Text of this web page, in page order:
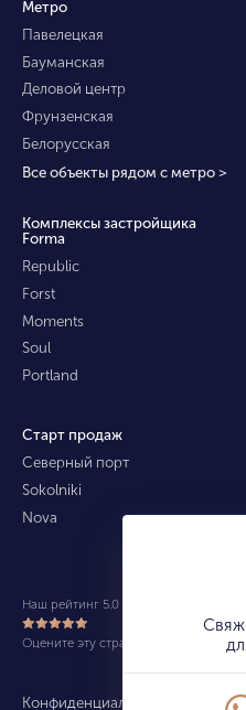
Метро
Павелецкая
Бауманская
Деловой центр
Фрунзенская
Белорусская
Все объекты рядом с метро >
Комплексы застройщика
Forma
Republic
Forst
Moments
Soul
Portland
Старт продаж
Северный порт
Sokolniki
Nova
Конфиденциальность Карта
Наш рейтинг 5.0 из 5 (490)
Оцените эту страницу